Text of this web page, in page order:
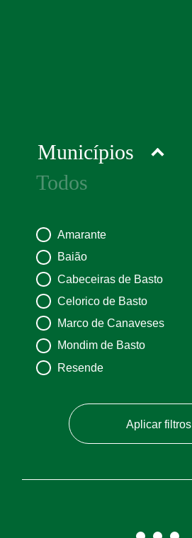
Municípios
Todos
Amarante
Baião
Cabeceiras de Basto
Celorico de Basto
Marco de Canaveses
Mondim de Basto
Resende
Aplicar filtros